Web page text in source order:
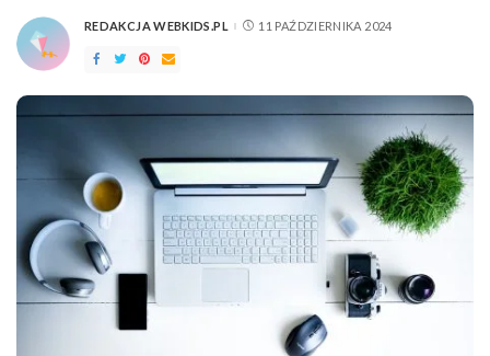
POSTED
REDAKCJA WEBKIDS.PL 11 PAŹDZIERNIKA 2024